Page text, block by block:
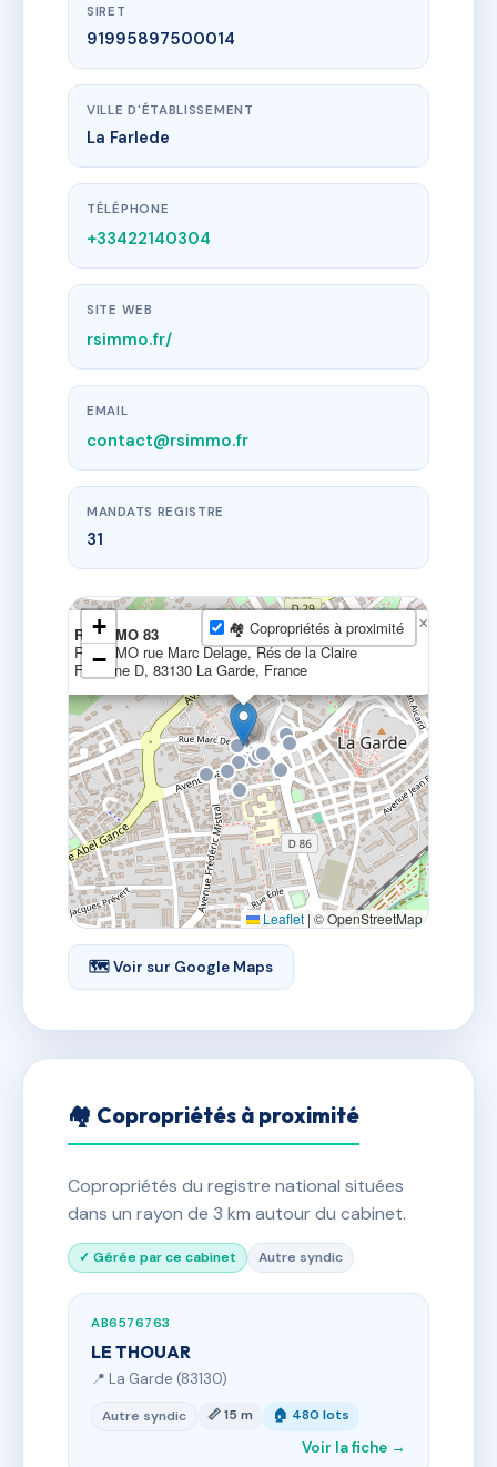
SIRET
91995897500014
VILLE D'ÉTABLISSEMENT
La Farlede
TÉLÉPHONE
+33422140304
SITE WEB
rsimmo.fr/
EMAIL
contact@rsimmo.fr
MANDATS REGISTRE
31
RS IMMO 83
RS IMMO rue Marc Delage, Rés de la Claire
Fontaine D, 83130 La Garde, France
×
+
−
🏘 Copropriétés à proximité
Leaflet | © OpenStreetMap
🗺 Voir sur Google Maps
🏘 Copropriétés à proximité
Copropriétés du registre national situées
dans un rayon de 3 km autour du cabinet.
✓ Gérée par ce cabinet Autre syndic
AB6576763
LE THOUAR
📍 La Garde (83130)
Autre syndic 📏 15 m 🏠 480 lots
Voir la fiche →